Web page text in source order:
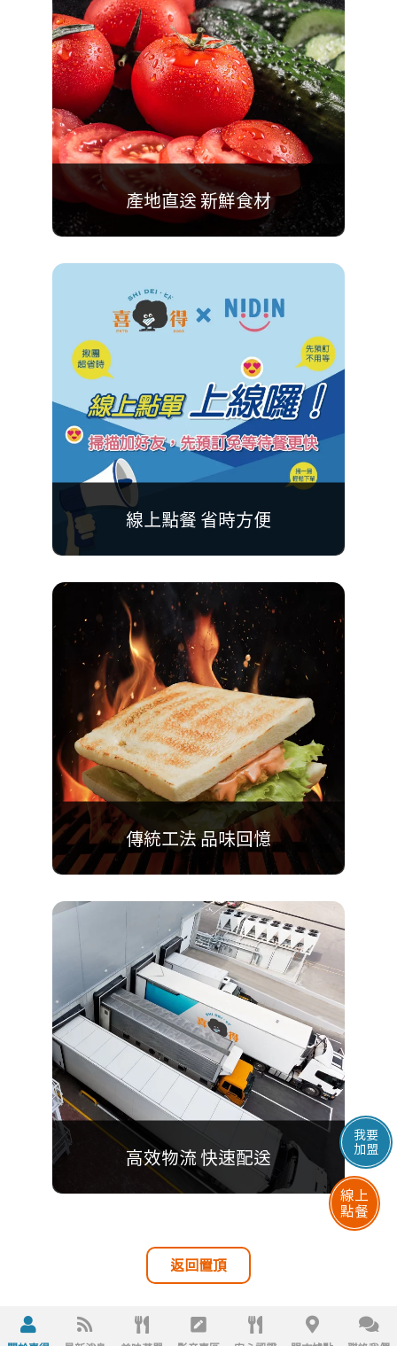
我要
加盟
明亮寬敞又舒適的用餐環境，
給予活力滿分的早晨！
產地直送 新鮮食材
新鮮食材皆通過檢驗報告認證，
由喜得為民眾品質把關，
堅持只提供最優質的餐點
線上點餐 省時方便
「你訂」線上點餐系統，
迅速點餐，無需現場等候，
方便又快速
傳統工法 品味回憶
以傳承自家鄉長輩們的傳統工法製成的
各種早點，全台最大古早味火烤三明治
就在喜得。
高效物流 快速配送
快速專業物流配送至全台各地，
返回置頂
線上
點餐